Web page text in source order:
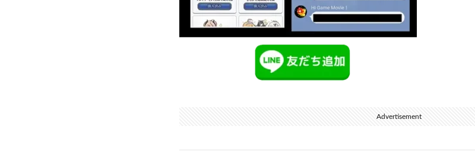
Advertisement